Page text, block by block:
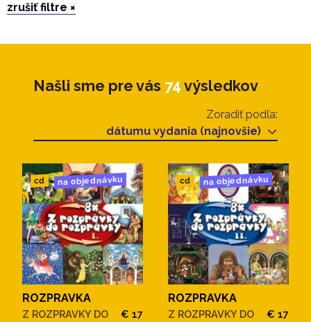
zrušiť filtre ×
Našli sme pre vás 74 výsledkov
Zoradiť podľa:
dátumu vydania (najnovšie)
cd na objednávku
ROZPRAVKA
Z ROZPRAVKY DO
€ 17
cd na objednávku
ROZPRAVKA
Z ROZPRAVKY DO
€ 17